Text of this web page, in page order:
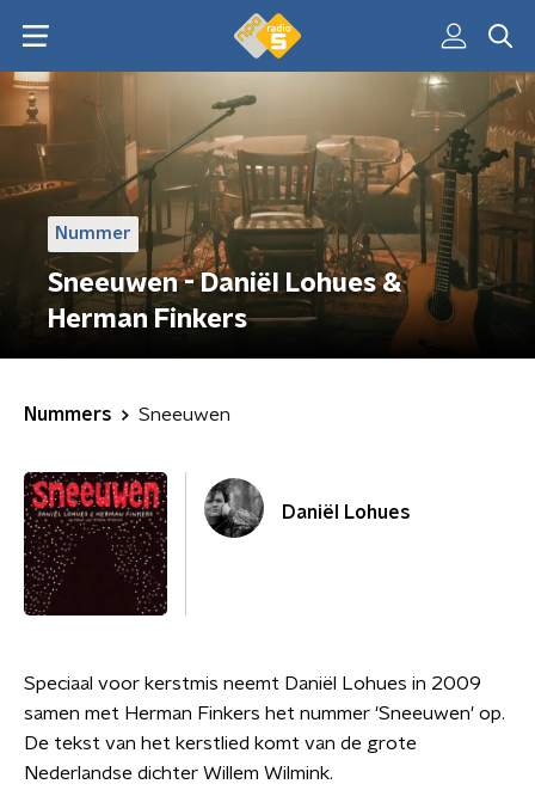
Nummer
Sneeuwen - Daniël Lohues &
Herman Finkers
Nummers Sneeuwen
Daniël Lohues
Speciaal voor kerstmis neemt Daniël Lohues in 2009
samen met Herman Finkers het nummer 'Sneeuwen' op.
De tekst van het kerstlied komt van de grote
Nederlandse dichter Willem Wilmink.